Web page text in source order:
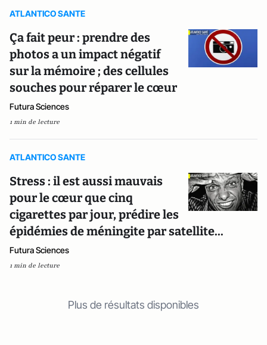
ATLANTICO SANTE
Ça fait peur : prendre des
photos a un impact négatif
sur la mémoire ; des cellules
souches pour réparer le cœur
Futura Sciences
1 min de lecture
ATLANTICO SANTE
Stress : il est aussi mauvais
pour le cœur que cinq
cigarettes par jour, prédire les
épidémies de méningite par satellite...
Futura Sciences
1 min de lecture
Plus de résultats disponibles